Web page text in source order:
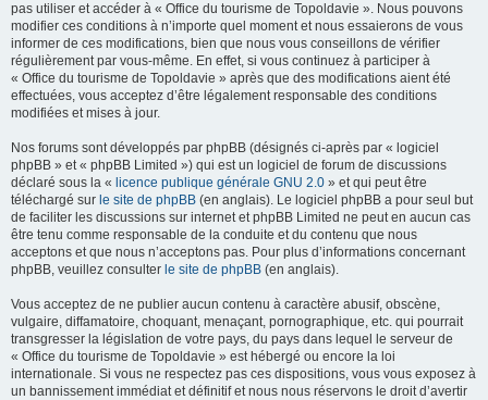
pas utiliser et accéder à « Office du tourisme de Topoldavie ». Nous pouvons
modifier ces conditions à n’importe quel moment et nous essaierons de vous
informer de ces modifications, bien que nous vous conseillons de vérifier
régulièrement par vous-même. En effet, si vous continuez à participer à
« Office du tourisme de Topoldavie » après que des modifications aient été
effectuées, vous acceptez d’être légalement responsable des conditions
modifiées et mises à jour.
Nos forums sont développés par phpBB (désignés ci-après par « logiciel
phpBB » et « phpBB Limited ») qui est un logiciel de forum de discussions
déclaré sous la « licence publique générale GNU 2.0 » et qui peut être
téléchargé sur le site de phpBB (en anglais). Le logiciel phpBB a pour seul but
de faciliter les discussions sur internet et phpBB Limited ne peut en aucun cas
être tenu comme responsable de la conduite et du contenu que nous
acceptons et que nous n’acceptons pas. Pour plus d’informations concernant
phpBB, veuillez consulter le site de phpBB (en anglais).
Vous acceptez de ne publier aucun contenu à caractère abusif, obscène,
vulgaire, diffamatoire, choquant, menaçant, pornographique, etc. qui pourrait
transgresser la législation de votre pays, du pays dans lequel le serveur de
« Office du tourisme de Topoldavie » est hébergé ou encore la loi
internationale. Si vous ne respectez pas ces dispositions, vous vous exposez à
un bannissement immédiat et définitif et nous nous réservons le droit d’avertir